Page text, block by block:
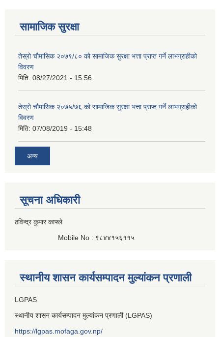
सामाजिक सुरक्षा
तेस्रो चौमासिक २०७९/८० को सामाजिक सुरक्षा भत्ता प्राप्त गर्ने लाभग्राहीको
विवरण
मिति: 08/27/2021 - 15:56
तेस्रो चौमासिक २०७५/७६ को सामाजिक सुरक्षा भत्ता प्राप्त गर्ने लाभग्राहीको
विवरण
मिति: 07/08/2019 - 15:48
अन्य
सूचना अधिकारी
ठविन्द्र कुमार काफ्ले
Mobile No : ९८४४१५६११५
स्थानीय शासन कार्यसम्पादन मुल्यांकन प्रणाली
LGPAS
स्थानीय शासन कार्यसम्पादन मुल्यांकन प्रणाली (LGPAS)
https://lgpas.mofaga.gov.np/